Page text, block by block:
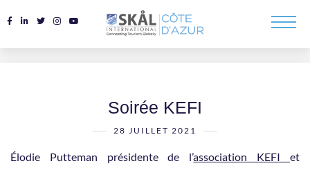
Soirée KEFI
28 JUILLET 2021
Élodie Putteman présidente de l’association KEFIet